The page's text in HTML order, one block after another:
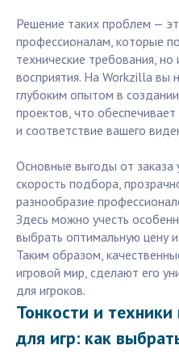
Решение таких проблем —
профессионалам, которые
технические требования, но
восприятия. На Workzilla вы
глубоким опытом в
проектов, что
и соответствие вашего
Основные выгоды от заказа
скорость подбора,
разнообразие
Здесь можно учесть
выбрать оптимальную цену
Таким образом,
игровой мир, сделают его
для игроков.
Тонкости и техники
для игр: как